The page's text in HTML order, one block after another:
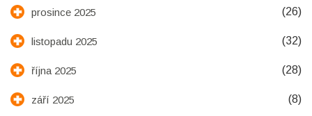
prosince 2025 (26)
listopadu 2025 (32)
října 2025 (28)
září 2025 (8)